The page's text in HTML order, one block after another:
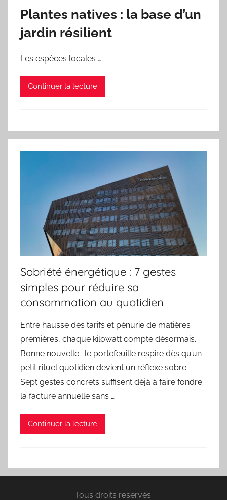
Plantes natives : la base d’un
jardin résilient
Les espèces locales …
Continuer la lecture
Sobriété énergétique : 7 gestes
simples pour réduire sa
consommation au quotidien
Entre hausse des tarifs et pénurie de matières
premières, chaque kilowatt compte désormais.
Bonne nouvelle : le portefeuille respire dès qu’un
petit rituel quotidien devient un réflexe sobre.
Sept gestes concrets suffisent déjà à faire fondre
la facture annuelle sans …
Continuer la lecture
Tous droits reservés.